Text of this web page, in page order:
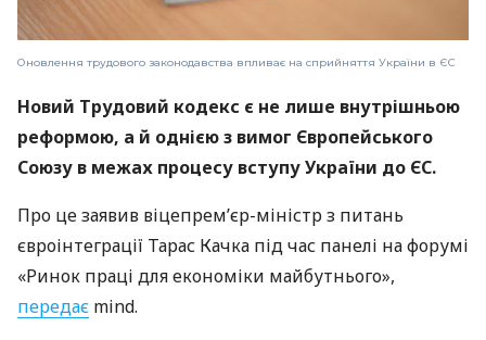
Оновлення трудового законодавства впливає на сприйняття України в ЄС
Новий Трудовий кодекс є не лише внутрішньою
реформою, а й однією з вимог Європейського
Союзу в межах процесу вступу України до ЄС.
Про це заявив віцепрем’єр-міністр з питань
євроінтеграції Тарас Качка під час панелі на форумі
«Ринок праці для економіки майбутнього»,
передає mind.